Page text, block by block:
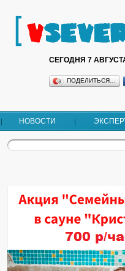
СЕГОДНЯ 7
ПОДЕЛИТЬСЯ…
НОВОСТИ